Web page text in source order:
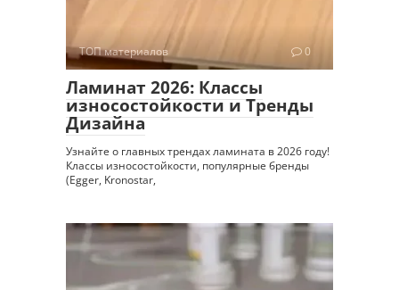
ТОП материалов 0
Ламинат 2026: Классы
износостойкости и Тренды
Дизайна
Узнайте о главных трендах ламината в 2026 году!
Классы износостойкости, популярные бренды
(Egger, Kronostar,